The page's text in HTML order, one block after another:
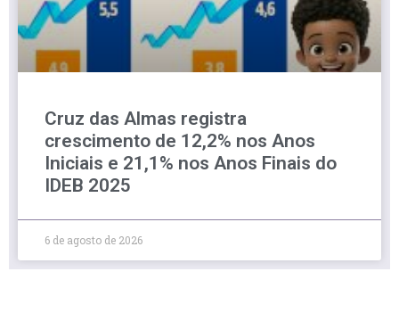
Cruz das Almas registra
crescimento de 12,2% nos Anos
Iniciais e 21,1% nos Anos Finais do
IDEB 2025
6 de agosto de 2026